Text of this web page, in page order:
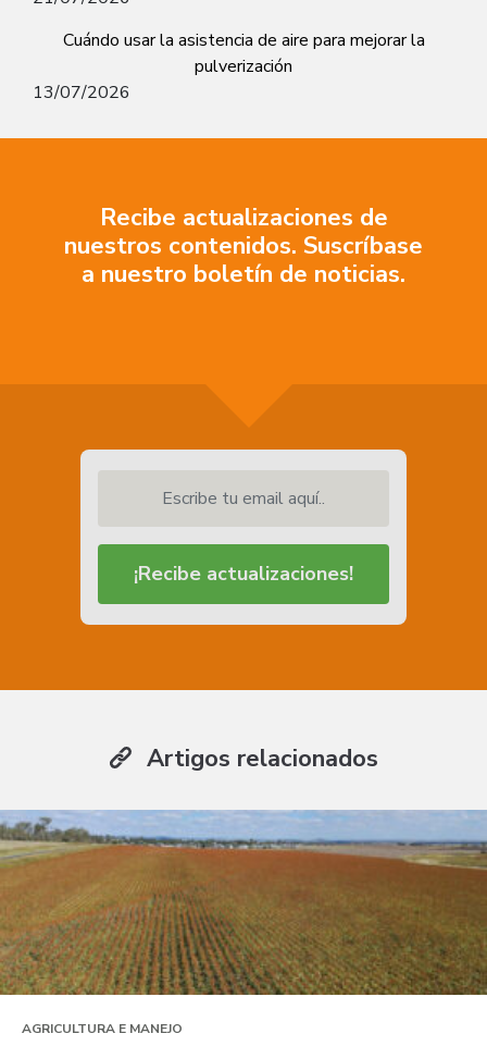
Cuándo usar la asistencia de aire para mejorar la
pulverización
13/07/2026
Recibe actualizaciones de
nuestros contenidos. Suscríbase
a nuestro boletín de noticias.
¡Recibe actualizaciones!
Artigos relacionados
AGRICULTURA E MANEJO